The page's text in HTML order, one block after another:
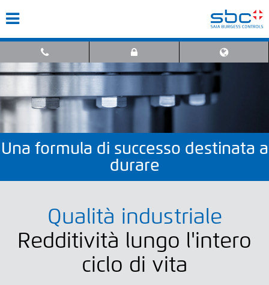
Una formula di successo destinata a
durare
Qualità industriale
Redditività lungo l'intero
ciclo di vita